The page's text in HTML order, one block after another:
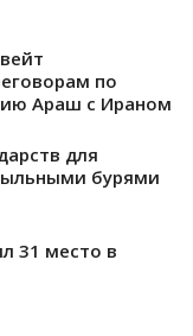
по
Араш с Ираном
для
бурями
31 место в